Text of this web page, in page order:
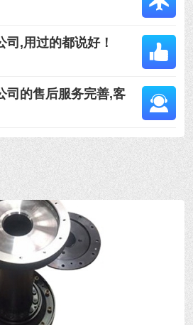
司,用过的都说好！
司的售后服务完善,客